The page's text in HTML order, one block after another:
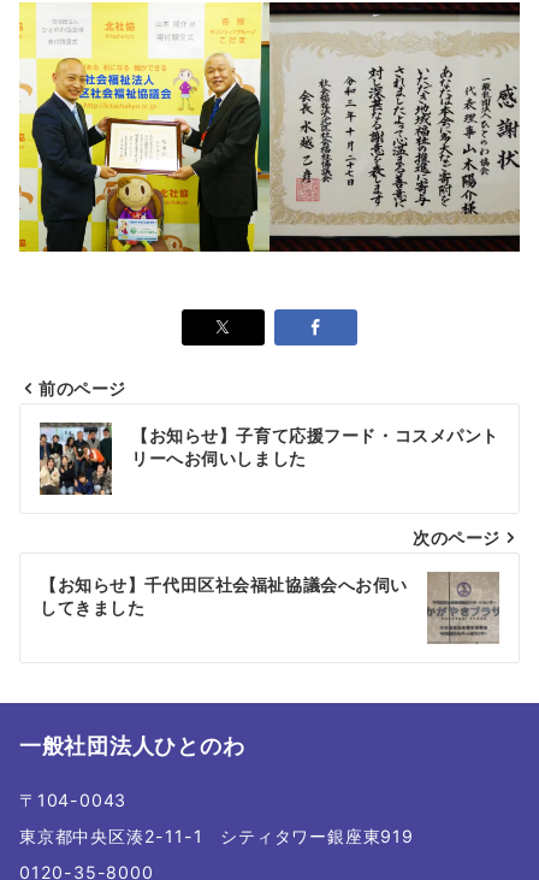
投
稿
ナ
ビ
シ
ョ
ン
前のページ
【お知らせ】子育て応援フード・コスメパント
リーへお伺いしました
次のページ
【お知らせ】千代田区社会福祉協議会へお伺い
してきました
一般社団法人ひとのわ
〒104-0043
東京都中央区湊2-11-1 シティタワー銀座東919
0120-35-8000